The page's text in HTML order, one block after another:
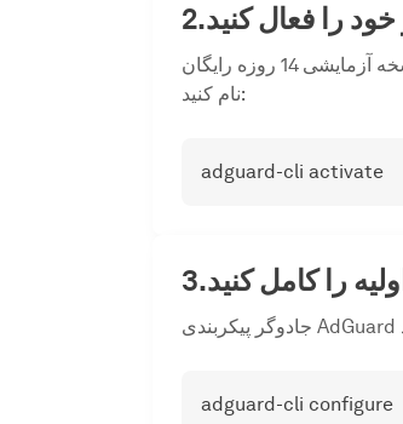
را فعال کنید
برای دریافت نسخه آزمایشی 14 روزه رایگان AdGuard برای لینوکس یا فعال کردن مجوز خود وارد شوید یا ثبت
نام کنید:
adguard-cli activate
را کامل کنید
adguard-cli configure